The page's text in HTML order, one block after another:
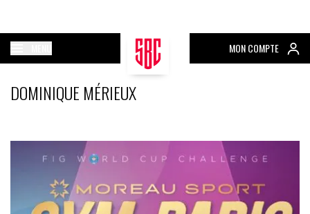
MON COMPTE
DOMINIQUE MÉRIEUX